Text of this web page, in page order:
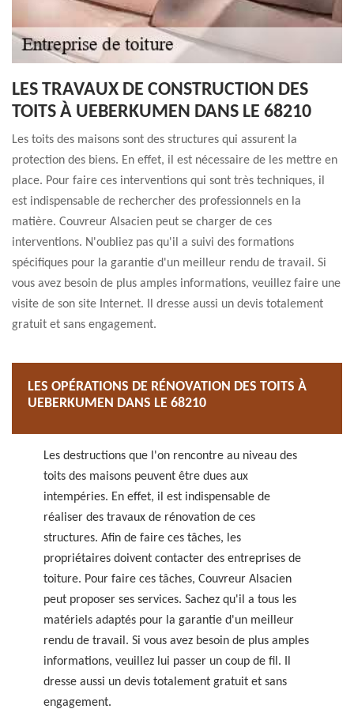
LES TRAVAUX DE CONSTRUCTION DES
TOITS À UEBERKUMEN DANS LE 68210
Les toits des maisons sont des structures qui assurent la
protection des biens. En effet, il est nécessaire de les mettre en
place. Pour faire ces interventions qui sont très techniques, il
est indispensable de rechercher des professionnels en la
matière. Couvreur Alsacien peut se charger de ces
interventions. N'oubliez pas qu'il a suivi des formations
spécifiques pour la garantie d'un meilleur rendu de travail. Si
vous avez besoin de plus amples informations, veuillez faire une
visite de son site Internet. Il dresse aussi un devis totalement
gratuit et sans engagement.
LES OPÉRATIONS DE RÉNOVATION DES TOITS À
UEBERKUMEN DANS LE 68210
Les destructions que l'on rencontre au niveau des
toits des maisons peuvent être dues aux
intempéries. En effet, il est indispensable de
réaliser des travaux de rénovation de ces
structures. Afin de faire ces tâches, les
propriétaires doivent contacter des entreprises de
toiture. Pour faire ces tâches, Couvreur Alsacien
peut proposer ses services. Sachez qu'il a tous les
matériels adaptés pour la garantie d'un meilleur
rendu de travail. Si vous avez besoin de plus amples
informations, veuillez lui passer un coup de fil. Il
dresse aussi un devis totalement gratuit et sans
engagement.